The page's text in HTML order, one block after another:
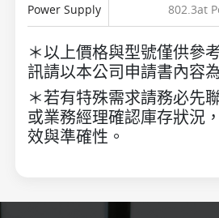
Power Supply 802.3at
＊以上價格與型號僅供參
訊請以本公司申請書內容
＊若有特殊需求請務必先
或業務經理確認庫存狀況
效與準確性。